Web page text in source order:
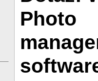
Photo